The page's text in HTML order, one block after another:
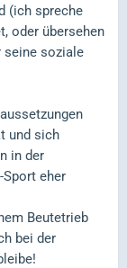
(ich spreche
oder übersehen
seine soziale
und sich
in der
eher
Beutetrieb
bei der